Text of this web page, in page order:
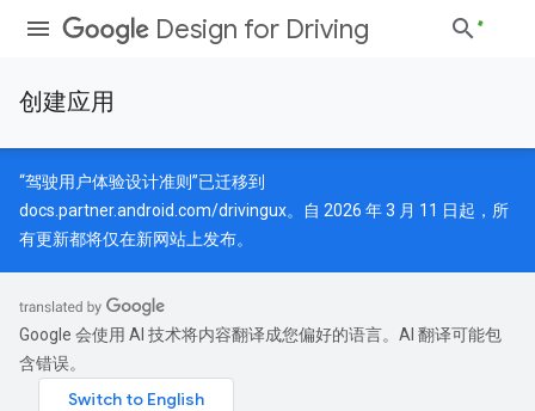
Design for Driving
创建应用
“驾驶用户体验设计准则”已迁移到
docs.partner.android.com/drivingux。自 2026 年 3 月 11 日起，所
有更新都将仅在新网站上发布。
Google 会使用 AI 技术将内容翻译成您偏好的语言。AI 翻译可能包
含错误。